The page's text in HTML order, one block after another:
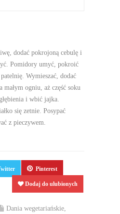
dodać pokrojoną cebulę i
Pomidory umyć, pokroić
Wymieszać, dodać
ogniu, aż część soku
i wbić jajka.
się zetnie. Posypać
z pieczywem.
Pinterest
Dodaj do ulubionych
Dania wegetariańskie